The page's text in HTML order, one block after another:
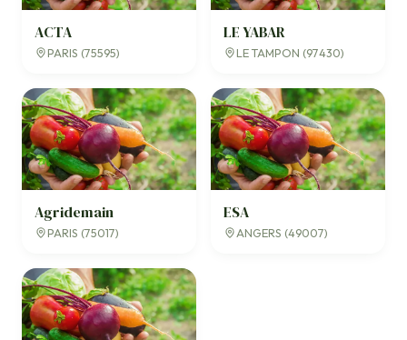
ACTA
PARIS (75595)
LE YABAR
LE TAMPON (97430)
Agridemain
PARIS (75017)
ESA
ANGERS (49007)